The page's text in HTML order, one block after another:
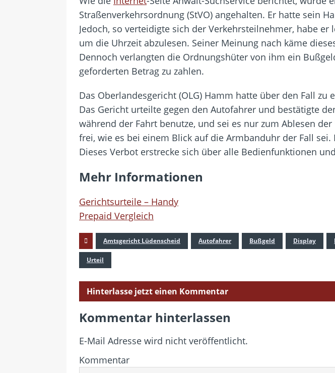
Straßenverkehrsordnung (StVO) angehalten. Er hatte sein
Jedoch, so verteidigte sich der Verkehrsteilnehmer, habe
um die Uhrzeit abzulesen. Seiner Meinung nach käme
Dennoch verlangten die Ordnungshüter von ihm ein
geforderten Betrag zu zahlen.
Das Oberlandesgericht (OLG) Hamm hatte über den Fall
Das Gericht urteilte gegen den Autofahrer und bestätigte
während der Fahrt benutze, und sei es nur zum Ablesen
frei, wie es bei einem Blick auf die Armbanduhr der Fall
Dieses Verbot erstrecke sich über alle Bedienfunktionen
Mehr Informationen
Gerichtsurteile – Handy
Prepaid Vergleich
Amtsgericht Lüdenscheid Autofahrer Bußgeld Display
Urteil
Hinterlasse jetzt einen Kommentar
Kommentar hinterlassen
E-Mail Adresse wird nicht veröffentlicht.
Kommentar